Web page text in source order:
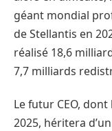
géant mondial
de Stellantis en
réalisé 18,6
7,7 milliards
Le futur CEO,
2025, héritera